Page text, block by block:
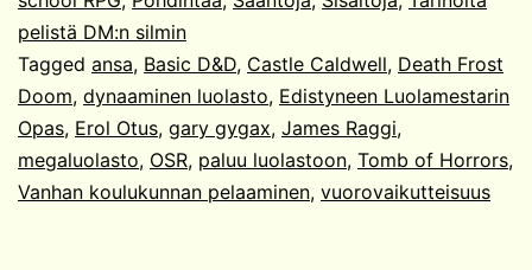
2/5
pelistä DM:n silmin
Tagged ansa, Basic D&D, Castle Caldwell, Death Frost
Doom, dynaaminen luolasto, Edistyneen Luolamestarin
Opas, Erol Otus, gary gygax, James Raggi,
megaluolasto, OSR, paluu luolastoon, Tomb of Horrors,
Vanhan koulukunnan pelaaminen, vuorovaikutteisuus